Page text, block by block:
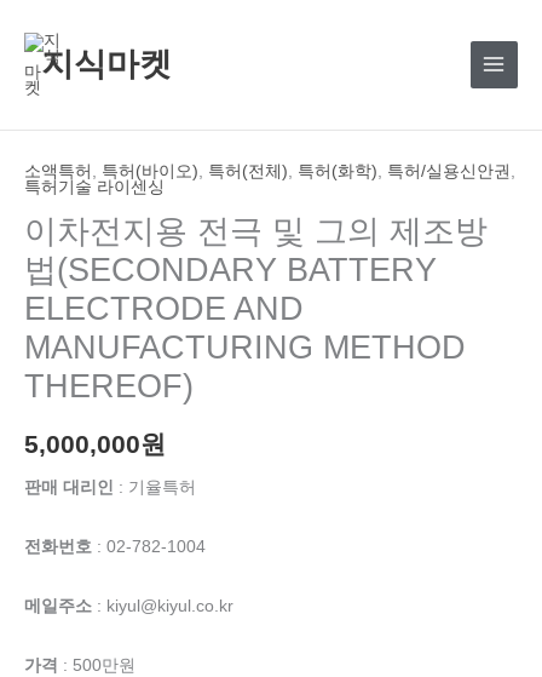
건
지식마켓
소액특허 , 특허(바이오), 특허(전체), 특허(화학), 특허/실용신안권 ,
특허기술 라이센싱
이차전지용 전극 및 그의 제조방
법(SECONDARY BATTERY
ELECTRODE AND
MANUFACTURING METHOD
THEREOF)
5,000,000원
판매 대리인 : 기율특허
전화번호 : 02-782-1004
메일주소 : kiyul@kiyul.co.kr
가격 : 500만원